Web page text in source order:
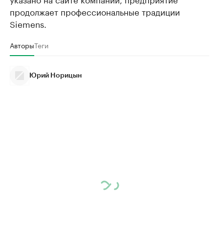
продолжает профессиональные традиции
Siemens.
АвторыТеги
Юрий Норицын